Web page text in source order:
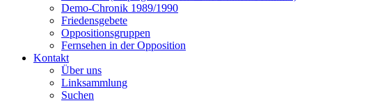
Demo-Chronik 1989/1990
Friedensgebete
Oppositionsgruppen
Fernsehen in der Opposition
Kontakt
Über uns
Linksammlung
Suchen